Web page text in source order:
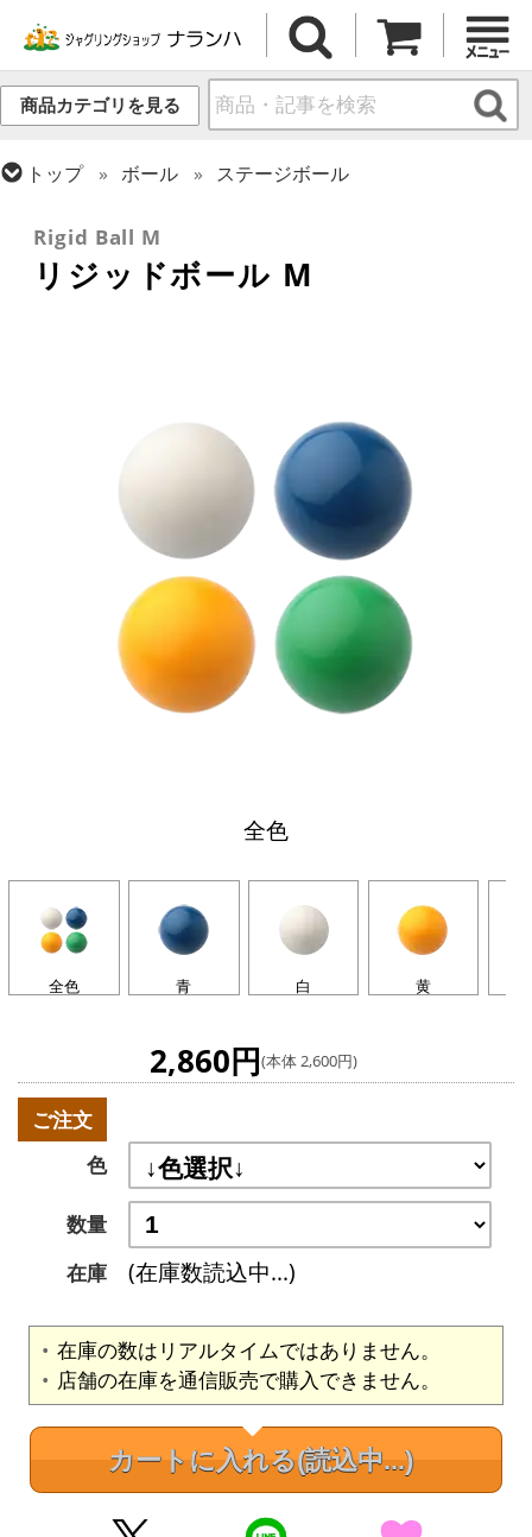
商品カテゴリを見る
トップ ボール
ステージボール
Rigid Ball M
リジッドボール M
全色
全色 青 白 黄
2,860円(本体 2,600円)
ご注文
色
数量
在庫
(在庫数読込中...)
在庫の数はリアルタイムではありません。
店舗の在庫を通信販売で購入できません。
カートに入れる(読込中...)